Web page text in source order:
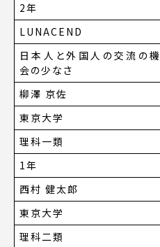
2年
LUNACEND
日本人と外国人の交流の機
会の少なさ
柳澤 京佐
東京大学
理科一類
1年
西村 健太郎
東京大学
理科二類